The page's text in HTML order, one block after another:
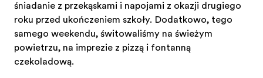
śniadanie z przekąskami i napojami z okazji drugiego
roku przed ukończeniem szkoły. Dodatkowo, tego
samego weekendu, świętowaliśmy na świeżym
powietrzu, na imprezie z pizzą i fontanną
czekoladową.